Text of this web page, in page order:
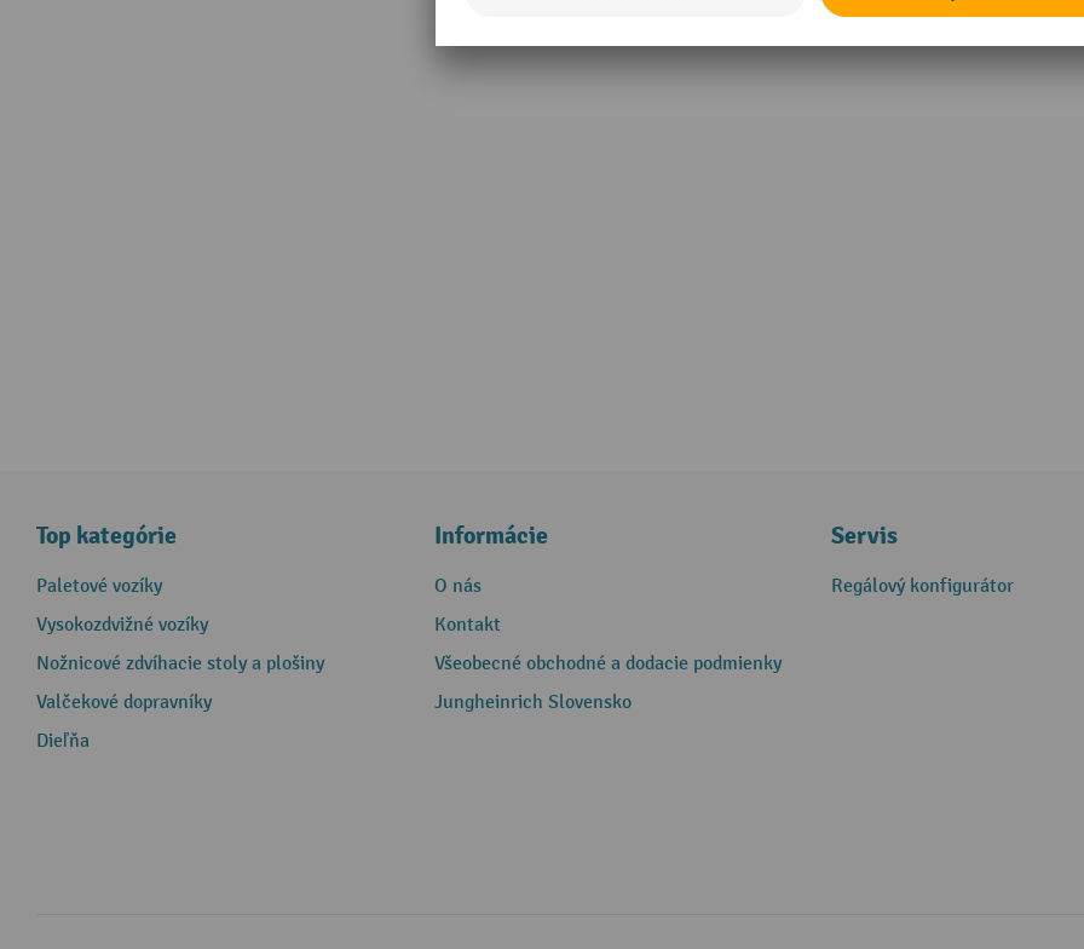
Top kategórie
Paletové vozíky
Vysokozdvižné vozíky
Nožnicové zdvíhacie stoly a plošiny
Valčekové dopravníky
Dieľňa
Informácie
O nás
Kontakt
Všeobecné obchodné a dodacie podmienky
Jungheinrich Slovensko
Servis
Regálový konfigurátor